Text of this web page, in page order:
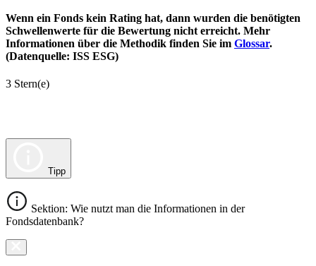
Wenn ein Fonds kein Rating hat, dann wurden die benötigten
Schwellenwerte für die Bewertung nicht erreicht. Mehr
Informationen über die Methodik finden Sie im Glossar.
(Datenquelle: ISS ESG)
3 Stern(e)
Tipp
Sektion: Wie nutzt man die Informationen in der
Fondsdatenbank?